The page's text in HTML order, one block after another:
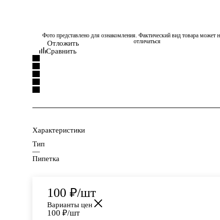
Фото представлено для ознакомления. Фактический вид товара может
отличаться
Отложить
Сравнить
Характеристики
Тип
—
Пипетка
100 ₽/шт
Варианты цен
100 ₽/шт